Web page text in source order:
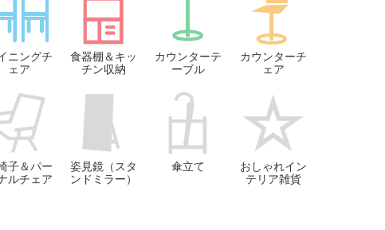
ニングチ
ェア
食器棚＆キッ
チン収納
カウンターテ
ーブル
カウンターチ
ェア
子＆パー
ルチェア
姿見鏡（スタ
ンドミラー）
傘立て
おしゃれイン
テリア雑貨